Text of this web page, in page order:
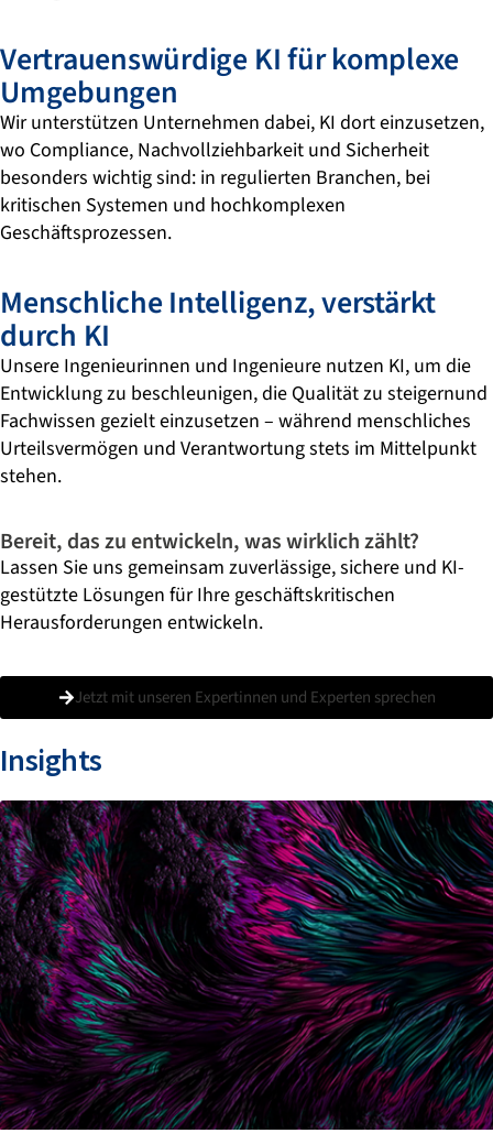
Vertrauenswürdige KI für komplexe
Umgebungen
Wir unterstützen Unternehmen dabei, KI dort einzusetzen,
wo Compliance, Nachvollziehbarkeit und Sicherheit
besonders wichtig sind: in regulierten Branchen, bei
kritischen Systemen und hochkomplexen
Geschäftsprozessen.
Menschliche Intelligenz, verstärkt
durch KI
Unsere Ingenieurinnen und Ingenieure nutzen KI, um die
Entwicklung zu beschleunigen, die Qualität zu steigernund
Fachwissen gezielt einzusetzen – während menschliches
Urteilsvermögen und Verantwortung stets im Mittelpunkt
stehen.
Bereit, das zu entwickeln, was wirklich zählt?
Lassen Sie uns gemeinsam zuverlässige, sichere und KI-
gestützte Lösungen für Ihre geschäftskritischen
Herausforderungen entwickeln.
Jetzt mit unseren Expertinnen und Experten sprechen
Insights